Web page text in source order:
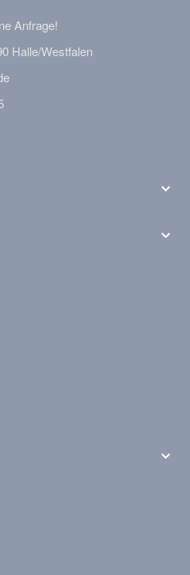
Anfrage!
Halle/Westfalen